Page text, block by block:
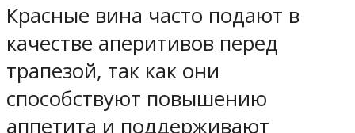
Красные вина часто подают в
качестве аперитивов перед
трапезой, так как они
способствуют повышению
аппетита и поддерживают